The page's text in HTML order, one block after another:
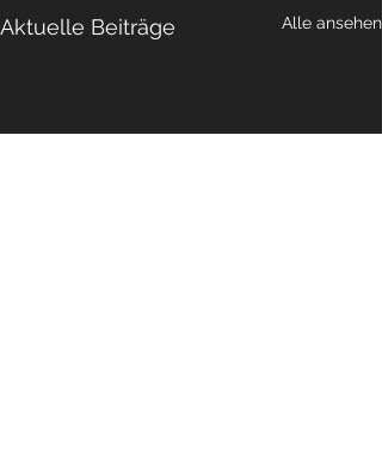
Aktuelle Beiträge Alle ansehen